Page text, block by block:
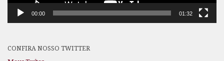
00:00 01:32
CONFIRA NOSSO TWITTER